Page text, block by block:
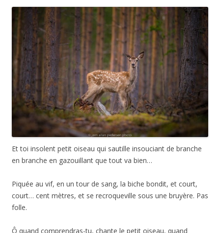
Et toi insolent petit oiseau qui sautille insouciant de branche
en branche en gazouillant que tout va bien…
Piquée au vif, en un tour de sang, la biche bondit, et court,
court… cent mètres, et se recroqueville sous une bruyère. Pas
folle.
Ô quand comprendras-tu, chante le petit oiseau, quand